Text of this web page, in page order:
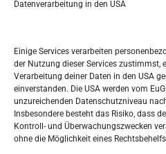
Datenverarbeitung in den USA
Einige Services verarbeiten
der Nutzung dieser Services zustimmst,
Verarbeitung deiner Daten in den USA
einverstanden. Die USA werden vom
unzureichenden Datenschutzniveau
Insbesondere besteht das Risiko, dass
Kontroll- und Überwachungszwecken
ohne die Möglichkeit eines
h
M D M D
3 4 5 6
10 11 12 13